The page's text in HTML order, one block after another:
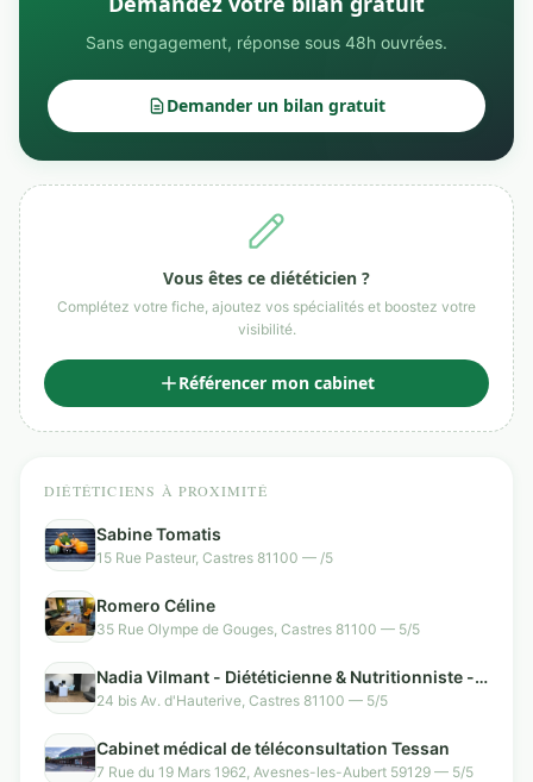
Sans engagement, réponse sous 48h ouvrées.
Demander un bilan gratuit
Vous êtes ce diététicien ?
Complétez votre fiche, ajoutez vos spécialités et boostez votre
visibilité.
Référencer mon cabinet
DIÉTÉTICIENS À PROXIMITÉ
Sabine Tomatis
15 Rue Pasteur, Castres 81100 — /5
Romero Céline
35 Rue Olympe de Gouges, Castres 81100 — 5/5
Nadia Vilmant - Diététicienne & Nutritionniste -
Castres
24 bis Av. d'Hauterive, Castres 81100 — 5/5
Cabinet médical de téléconsultation Tessan
7 Rue du 19 Mars 1962, Avesnes-les-Aubert 59129 — 5/5